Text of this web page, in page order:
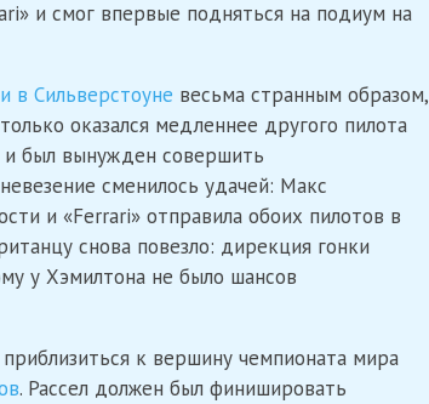
и смог впервые подняться на подиум на
в Сильверстоуне весьма странным образом,
оказался медленнее другого пилота
и был вынужден совершить
сменилось удачей: Макс
и «Ferrari» отправила обоих пилотов в
снова повезло: дирекция гонки
у Хэмилтона не было шансов
к вершину чемпионата мира
. Рассел должен был финишировать